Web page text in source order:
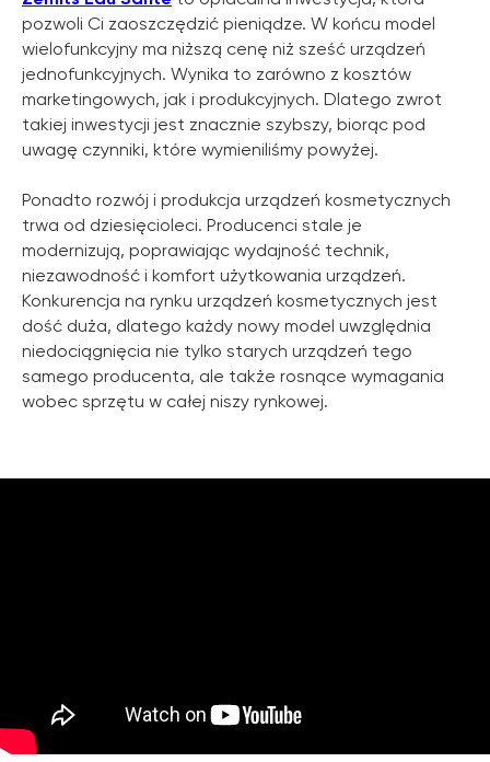
pozwoli Ci zaoszczędzić pieniądze. W końcu model
wielofunkcyjny ma niższą cenę niż sześć urządzeń
jednofunkcyjnych. Wynika to zarówno z kosztów
marketingowych, jak i produkcyjnych. Dlatego zwrot
takiej inwestycji jest znacznie szybszy, biorąc pod
uwagę czynniki, które wymieniliśmy powyżej.
Ponadto rozwój i produkcja urządzeń kosmetycznych
trwa od dziesięcioleci. Producenci stale je
modernizują, poprawiając wydajność technik,
niezawodność i komfort użytkowania urządzeń.
Konkurencja na rynku urządzeń kosmetycznych jest
dość duża, dlatego każdy nowy model uwzględnia
niedociągnięcia nie tylko starych urządzeń tego
samego producenta, ale także rosnące wymagania
wobec sprzętu w całej niszy rynkowej.